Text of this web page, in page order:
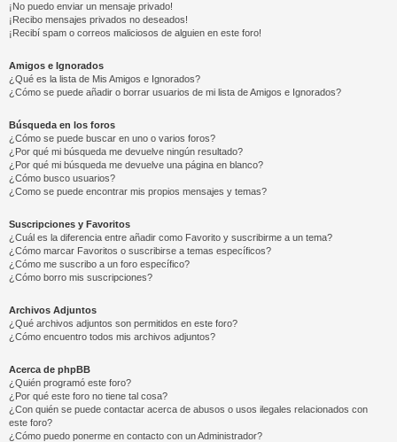
¡No puedo enviar un mensaje privado!
¡Recibo mensajes privados no deseados!
¡Recibí spam o correos maliciosos de alguien en este foro!
Amigos e Ignorados
¿Qué es la lista de Mis Amigos e Ignorados?
¿Cómo se puede añadir o borrar usuarios de mi lista de Amigos e Ignorados?
Búsqueda en los foros
¿Cómo se puede buscar en uno o varios foros?
¿Por qué mi búsqueda me devuelve ningún resultado?
¿Por qué mi búsqueda me devuelve una página en blanco?
¿Cómo busco usuarios?
¿Como se puede encontrar mis propios mensajes y temas?
Suscripciones y Favoritos
¿Cuál es la diferencia entre añadir como Favorito y suscribirme a un tema?
¿Cómo marcar Favoritos o suscribirse a temas específicos?
¿Cómo me suscribo a un foro específico?
¿Cómo borro mis suscripciones?
Archivos Adjuntos
¿Qué archivos adjuntos son permitidos en este foro?
¿Cómo encuentro todos mis archivos adjuntos?
Acerca de phpBB
¿Quién programó este foro?
¿Por qué este foro no tiene tal cosa?
¿Con quién se puede contactar acerca de abusos o usos ilegales relacionados con
este foro?
¿Cómo puedo ponerme en contacto con un Administrador?